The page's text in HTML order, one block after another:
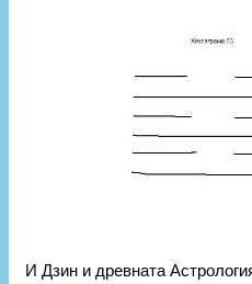
И Дзин и древната